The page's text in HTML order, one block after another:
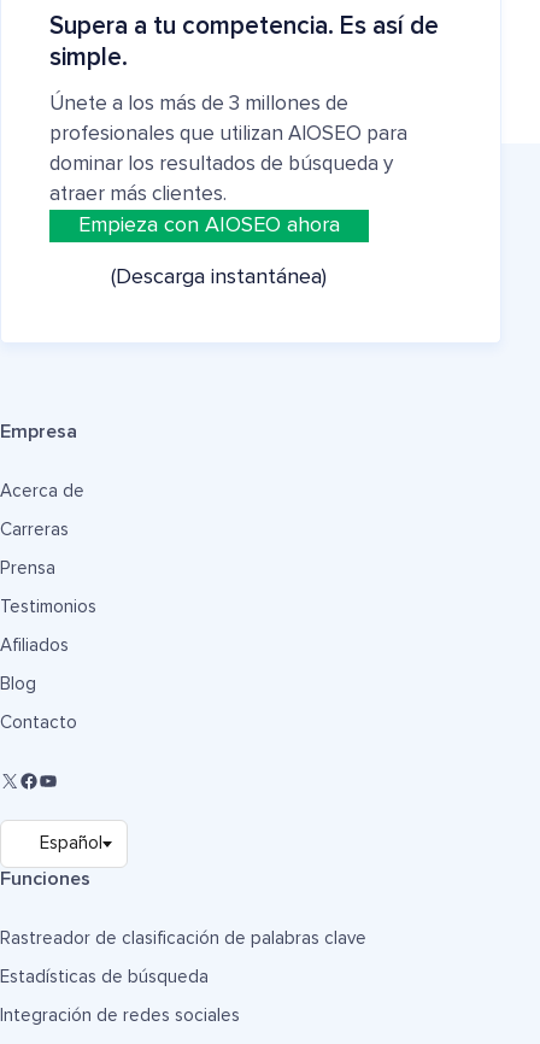
Supera a tu competencia. Es así de
simple.
Únete a los más de 3 millones de
profesionales que utilizan AIOSEO para
dominar los resultados de búsqueda y
atraer más clientes.
Empieza con AIOSEO ahora
(Descarga instantánea)
Empresa
Acerca de
Carreras
Prensa
Testimonios
Afiliados
Blog
Contacto
Funciones
Rastreador de clasificación de palabras clave
Estadísticas de búsqueda
Integración de redes sociales